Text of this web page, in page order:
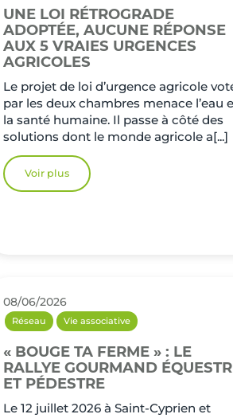
UNE LOI RÉTROGRADE
ADOPTÉE, AUCUNE RÉPONSE
AUX 5 VRAIES URGENCES
AGRICOLES
Le projet de loi d’urgence agricole
par les deux chambres menace l’eau
la santé humaine. Il passe à côté des
solutions dont le monde agricole a[...]
Voir plus
08/06/2026
Réseau Vie associative
« BOUGE TA FERME » : LE
RALLYE GOURMAND
ET PÉDESTRE
Le 12 juillet 2026 à Saint-Cyprien et